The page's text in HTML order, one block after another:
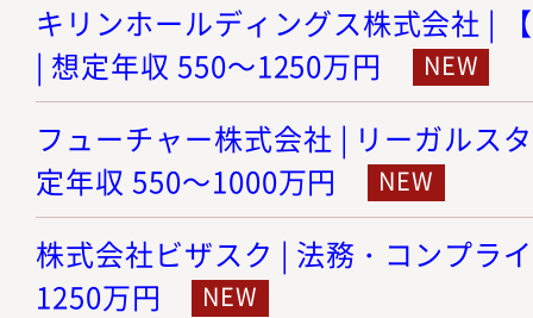
キリンホールディングス株式会社 |
| 想定年収 550～1250万円
フューチャー株式会社 | リーガルス
定年収 550～1000万円
株式会社ビザスク | 法務・コンプラ
1250万円